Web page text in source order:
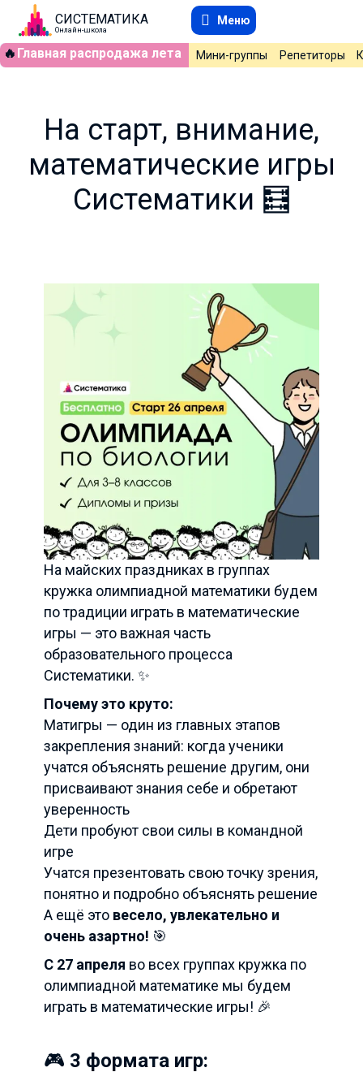
СИСТЕМАТИКА
Онлайн-школа
Меню
🔥 Главная распродажа лета Мини-группы Репетиторы
На старт, внимание,
математические игры
Систематики 🧮
На майских праздниках в группах
кружка олимпиадной математики будем
по традиции играть в математические
игры — это важная часть
образовательного процесса
Систематики. ✨
Почему это круто:
Матигры — один из главных этапов
закрепления знаний: когда ученики
учатся объяснять решение другим, они
присваивают знания себе и обретают
уверенность
Дети пробуют свои силы в командной
игре
Учатся презентовать свою точку зрения,
понятно и подробно объяснять решение
А ещё это весело, увлекательно и
очень азартно! 🎯
С 27 апреля во всех группах кружка по
олимпиадной математике мы будем
играть в математические игры! 🎉
🎮 3 формата игр: